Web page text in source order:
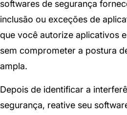
softwares de segurança
inclusão ou exceções de
que você autorize aplicativos
sem comprometer a postura
ampla.
Depois de identificar a
segurança, reative seu